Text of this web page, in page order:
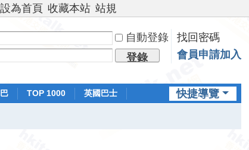
設為首頁 收藏本站 站規
自動登錄
找回密碼
登錄 會員申請加入
快捷導覽
TOP 1000
英國巴士